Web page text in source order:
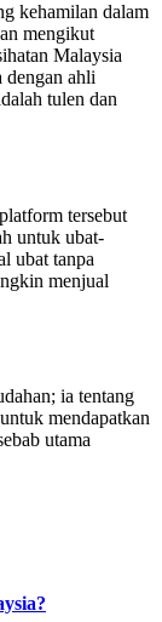
kehamilan dalam
mengikut
Malaysia
ahli
tulen dan
tersebut
untuk ubat-
ubat tanpa
menjual
ia tentang
mendapatkan
utama